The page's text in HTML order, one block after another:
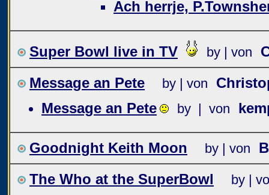
Ach herrje,
Super Bowl live in TV by | von
Message an Pete
by | von
Message an Pete
by | von
Goodnight Keith Moon by | von
The Who at the SuperBowl
by |